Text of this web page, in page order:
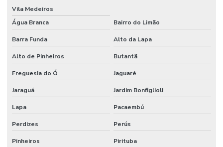
Rede coletora de esgoto sanitário
Rede de distribuição de água
Rede de distribuição de agua potavel
Rede de distribuição de água projeto
Serviço de drenagem
Serviço de drenagem e esgoto
Serviço de pavimentação
Vila Medeiros
Água Branca
Bairro do Limão
Barra Funda Alto da Lapa
Alto de Pinheiros Butantã
Freguesia do Ó Jaguaré
Jaraguá Jardim Bonfiglioli
Lapa Pacaembú
Perdizes Perús
Pinheiros Pirituba